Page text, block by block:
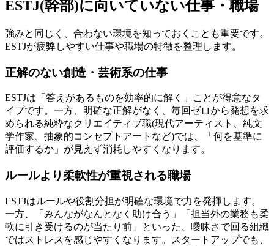
ESTJ(幹部)に向いていない仕事・職場
強みと同じく、合わない環境を知っておくことも重要です。
ESTJが疲弊しやすい仕事や職場の特徴を整理します。
正解のない創造・芸術系の仕事
ESTJは「答えがあるものを効率的に解く」ことが得意なタ
イプです。一方、明確な正解がなく、毎回ゼロから発想を求
められる純粋なクリエイティブ職(現代アーティスト、純文
学作家、抽象的コンセプトアートなど)では、「何を基準に
評価するか」が見えず消耗しやすくなります。
ルールより柔軟性が重視される職場
ESTJはルールや役割分担が明確な環境で力を発揮します。
一方、「みんながなんとなく助け合う」「担当外の業務も柔
軟に引き受けるのが当たり前」といった、曖昧さで回る組織
ではストレスを感じやすくなります。スタートアップでも、